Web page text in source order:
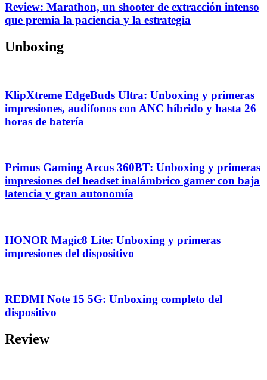
Review: Marathon, un shooter de extracción intenso
que premia la paciencia y la estrategia
Unboxing
KlipXtreme EdgeBuds Ultra: Unboxing y primeras
impresiones, audífonos con ANC híbrido y hasta 26
horas de batería
Primus Gaming Arcus 360BT: Unboxing y primeras
impresiones del headset inalámbrico gamer con baja
latencia y gran autonomía
HONOR Magic8 Lite: Unboxing y primeras
impresiones del dispositivo
REDMI Note 15 5G: Unboxing completo del
dispositivo
Review